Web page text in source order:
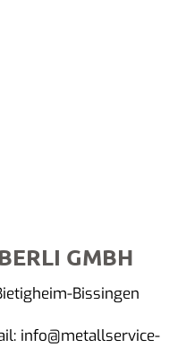
GMBH
Bissingen
info@metallservice-